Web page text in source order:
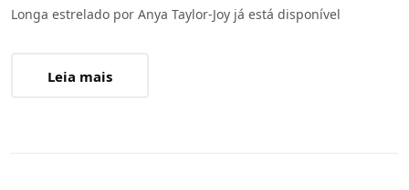
Longa estrelado por Anya Taylor-Joy já está disponível
Leia mais